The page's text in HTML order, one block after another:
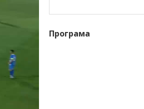
Програма